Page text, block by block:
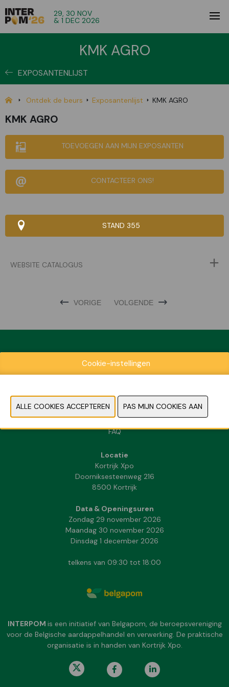
29, 30 NOV
& 1 DEC 2026
KMK AGRO
EXPOSANTENLIJST
Ontdek de beurs Exposantenlijst KMK AGRO
KMK AGRO
TOEVOEGEN AAN MIJN EXPOSANTEN
CONTACTEER ONS!
STAND 355
WEBSITE CATALOGUS
VORIGE VOLGENDE
Exposantenlijst
Contact
Pers- en beeldmateriaal
FAQ
Locatie
Kortrijk Xpo
Doorniksesteenweg 216
8500 Kortrijk
Data & Openingsuren
Zondag 29 november 2026
Maandag 30 november 2026
Dinsdag 1 december 2026
telkens van 09:30 tot 18:00
INTERPOM is een initiatief van Belgapom, de beroepsvereniging
voor de Belgische aardappelhandel en verwerking. De praktische
organisatie is in handen van Kortrijk Xpo.
Cookie-instellingen